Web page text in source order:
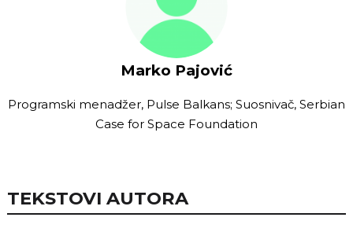
Marko Pajović
Programski menadžer, Pulse Balkans; Suosnivač, Serbian
Case for Space Foundation
TEKSTOVI AUTORA